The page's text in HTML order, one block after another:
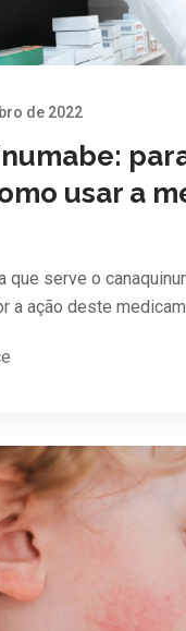
de 2022
usar a
que serve o
a ação deste